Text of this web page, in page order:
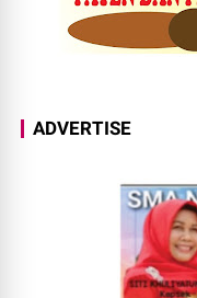
ADVERTISE